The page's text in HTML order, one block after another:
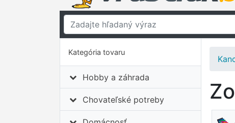
Kategória tovaru
Hobby a záhrada
Chovateľské potreby